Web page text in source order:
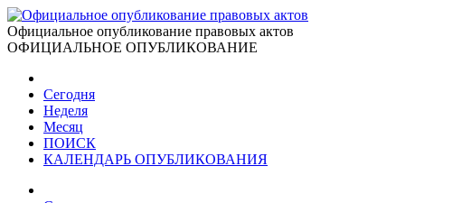
Официальное опубликование правовых актов
ОФИЦИАЛЬНОЕ ОПУБЛИКОВАНИЕ
Сегодня
Неделя
Месяц
ПОИСК
КАЛЕНДАРЬ ОПУБЛИКОВАНИЯ